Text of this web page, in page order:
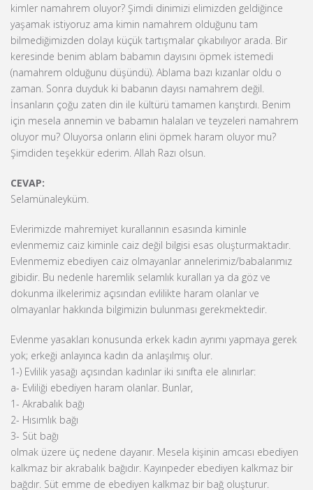
kimler namahrem oluyor? Şimdi dinimizi elimizden geldiğince
yaşamak istiyoruz ama kimin namahrem olduğunu tam
bilmediğimizden dolayı küçük tartışmalar çıkabılıyor arada. Bir
keresinde benim ablam babamın dayısını öpmek istemedi
(namahrem olduğunu düşündü). Ablama bazı kızanlar oldu o
zaman. Sonra duyduk ki babanın dayısı namahrem değil.
İnsanların çoğu zaten din ile kültürü tamamen karıştırdı. Benim
için mesela annemin ve babamın halaları ve teyzeleri namahrem
oluyor mu? Oluyorsa onların elini öpmek haram oluyor mu?
Şimdiden teşekkür ederim. Allah Razı olsun.
CEVAP:
Selamünaleyküm.
Evlerimizde mahremiyet kurallarının esasında kiminle
evlenmemiz caiz kiminle caiz değil bilgisi esas oluşturmaktadır.
Evlenmemiz ebediyen caiz olmayanlar annelerimiz/babalarımız
gibidir. Bu nedenle haremlik selamlık kuralları ya da göz ve
dokunma ilkelerimiz açısından evlilikte haram olanlar ve
olmayanlar hakkında bilgimizin bulunması gerekmektedir.
Evlenme yasakları konusunda erkek kadın ayrımı yapmaya gerek
yok; erkeği anlayınca kadın da anlaşılmış olur.
1-) Evlilik yasağı açısından kadınlar iki sınıfta ele alınırlar:
a- Evliliği ebediyen haram olanlar. Bunlar,
1- Akrabalık bağı
2- Hısımlık bağı
3- Süt bağı
olmak üzere üç nedene dayanır. Mesela kişinin amcası ebediyen
kalkmaz bir akrabalık bağıdır. Kayınpeder ebediyen kalkmaz bir
bağdır. Süt emme de ebediyen kalkmaz bir bağ oluşturur.